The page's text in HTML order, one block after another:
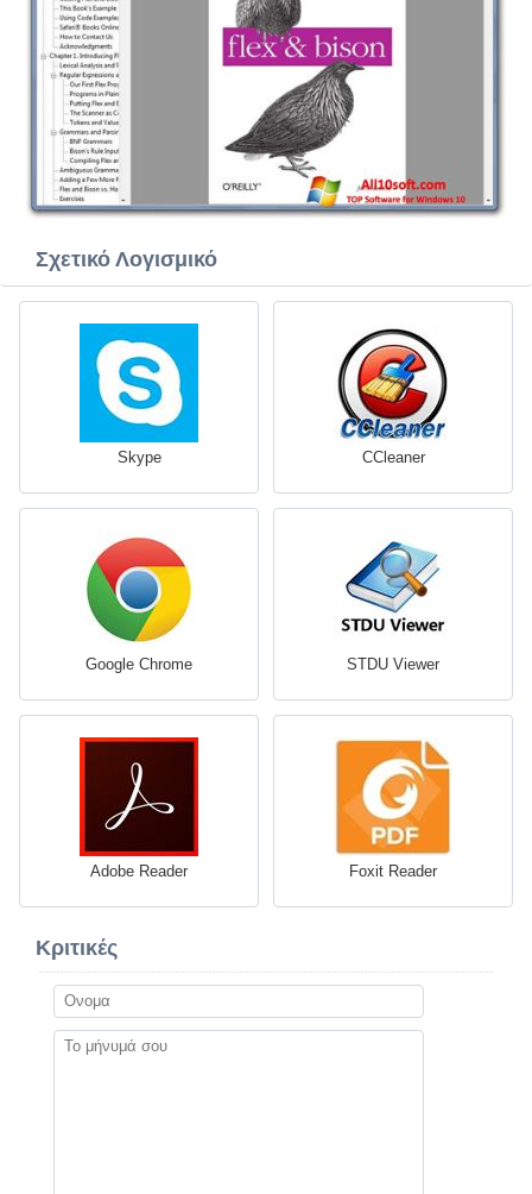
Σχετικό Λογισμικό
Skype CCleaner
Google Chrome STDU Viewer
Adobe Reader Foxit Reader
Κριτικές